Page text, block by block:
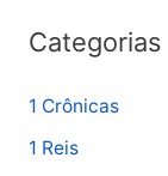
Categorias
1 Crônicas
1 Reis